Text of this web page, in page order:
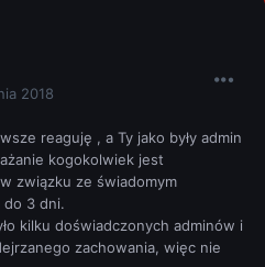
2018
reaguję , a Ty jako były admin
kogokolwiek jest
związku ze świadomym
do 3 dni.
kilku doświadczonych adminów i
zachowania, więc nie